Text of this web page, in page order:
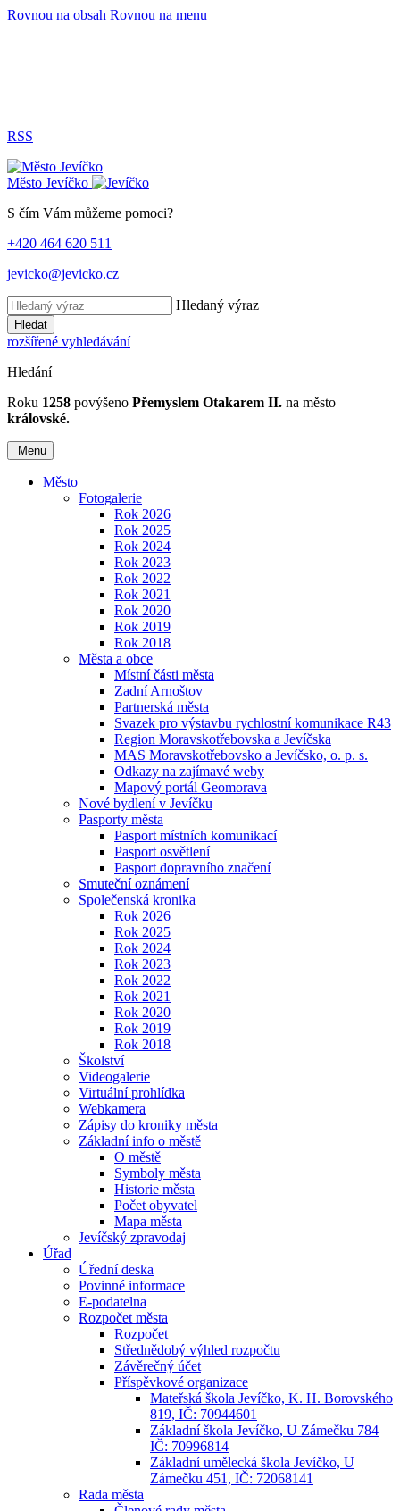
Rovnou na obsah Rovnou na menu
RSS
Město Jevíčko
S čím Vám můžeme pomoci?
+420 464 620 511
jevicko@jevicko.cz
Hledaný výraz
Hledat
rozšířené vyhledávání
Hledání
Roku 1258 povýšeno Přemyslem Otakarem II. na město
královské.
Menu
Město
Fotogalerie
Rok 2026
Rok 2025
Rok 2024
Rok 2023
Rok 2022
Rok 2021
Rok 2020
Rok 2019
Rok 2018
Města a obce
Místní části města
Zadní Arnoštov
Partnerská města
Svazek pro výstavbu rychlostní komunikace R43
Region Moravskotřebovska a Jevíčska
MAS Moravskotřebovsko a Jevíčsko, o. p. s.
Odkazy na zajímavé weby
Mapový portál Geomorava
Nové bydlení v Jevíčku
Pasporty města
Pasport místních komunikací
Pasport osvětlení
Pasport dopravního značení
Smuteční oznámení
Společenská kronika
Rok 2026
Rok 2025
Rok 2024
Rok 2023
Rok 2022
Rok 2021
Rok 2020
Rok 2019
Rok 2018
Školství
Videogalerie
Virtuální prohlídka
Webkamera
Zápisy do kroniky města
Základní info o městě
O městě
Symboly města
Historie města
Počet obyvatel
Mapa města
Jevíčský zpravodaj
Úřad
Úřední deska
Povinné informace
E-podatelna
Rozpočet města
Rozpočet
Střednědobý výhled rozpočtu
Závěrečný účet
Příspěvkové organizace
Mateřská škola Jevíčko, K. H. Borovského
819, IČ: 70944601
Základní škola Jevíčko, U Zámečku 784
IČ: 70996814
Základní umělecká škola Jevíčko, U
Zámečku 451, IČ: 72068141
Rada města